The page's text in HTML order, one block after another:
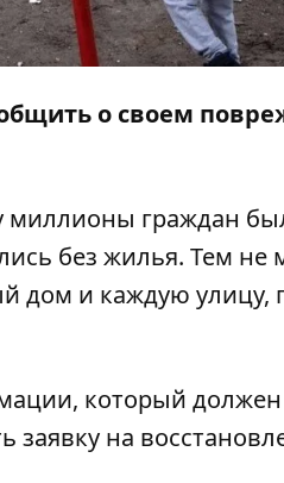
о своем
миллионы граждан
без жилья. Тем не
дом и каждую улицу,
который
на